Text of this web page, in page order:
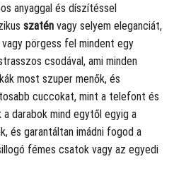
anyaggal és díszítéssel
szatén vagy selyem eleganciát,
pörgess fel mindent egy
csodával, ami minden
most szuper menők, és
cuccokat, mint a telefont és
darabok mind egytől egyig a
és garantáltan imádni fogod a
fémes csatok vagy az egyedi